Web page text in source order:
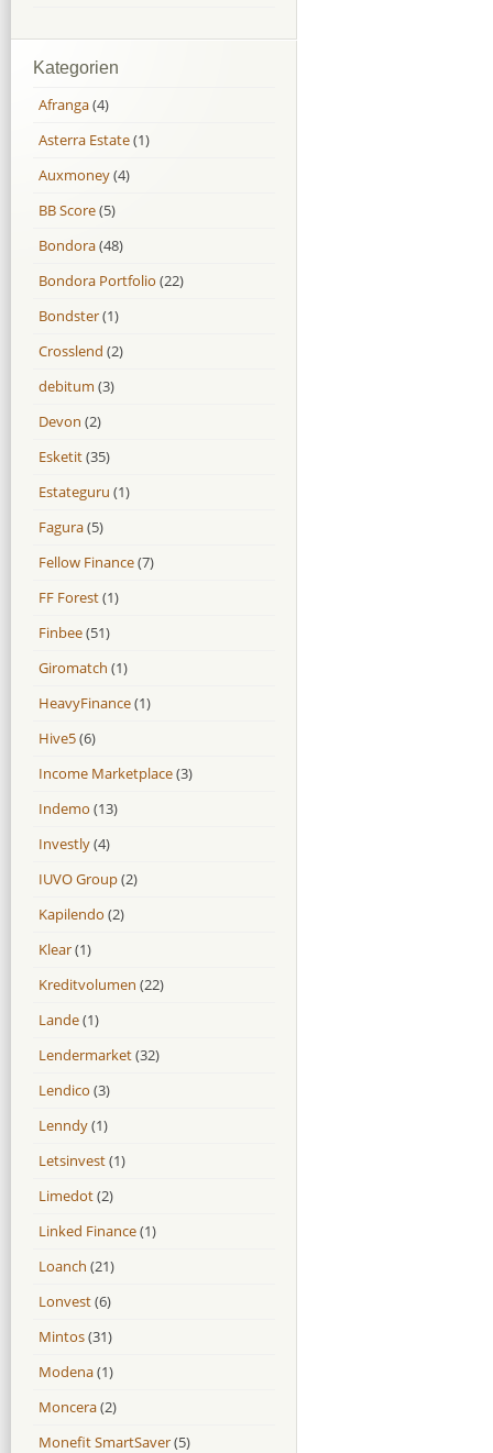
Kategorien
Afranga(4)
Asterra Estate(1)
Auxmoney(4)
BB Score(5)
Bondora(48)
Bondora Portfolio (22)
Bondster(1)
Crosslend (2)
debitum (3)
Devon (2)
Esketit(35)
Estateguru (1)
Fagura(5)
Fellow Finance(7)
FF Forest(1)
Finbee(51)
Giromatch (1)
HeavyFinance(1)
Hive5(6)
Income Marketplace(3)
Indemo (13)
Investly(4)
IUVO Group(2)
Kapilendo (2)
Klear(1)
Kreditvolumen (22)
Lande(1)
Lendermarket(32)
Lendico (3)
Lenndy(1)
Letsinvest(1)
Limedot(2)
Linked Finance(1)
Loanch (21)
Lonvest(6)
Mintos(31)
Modena(1)
Moncera(2)
Monefit SmartSaver(5)